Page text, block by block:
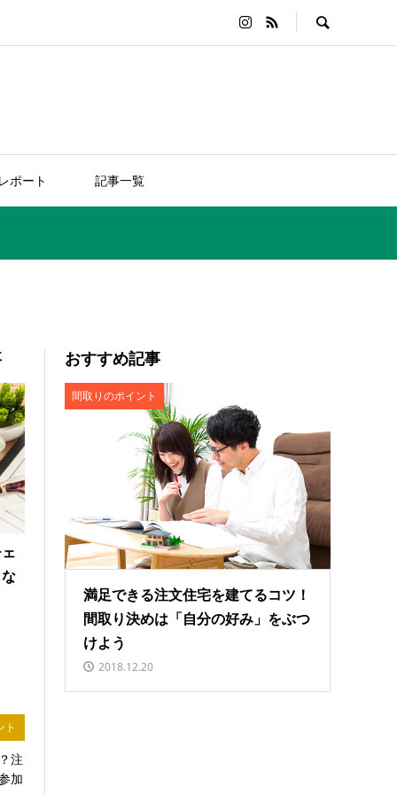
ポート 記事一覧
ト
注
加
おすすめ記事
間取りのポイント
満足できる注文住宅を建てるコツ！
間取り決めは「自分の好み」をぶつ
けよう
2018.12.20